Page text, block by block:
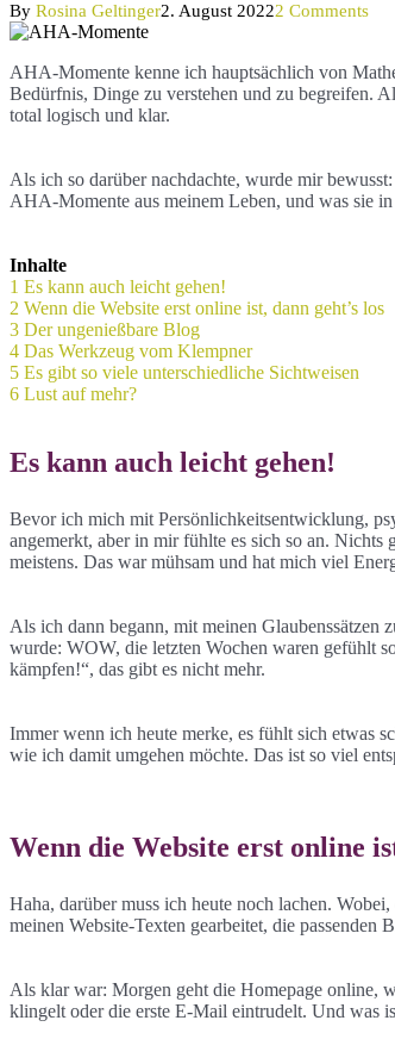
By Rosina Geltinger2. August 20222 Comments
AHA-Momente kenne ich hauptsächlich von
Bedürfnis, Dinge zu verstehen und zu begreifen.
total logisch und klar.
Als ich so darüber nachdachte, wurde mir
AHA-Momente aus meinem Leben, und was sie
Inhalte
1 Es kann auch leicht gehen!
2 Wenn die Website erst online ist, dann geht’s los
3 Der ungenießbare Blog
4 Das Werkzeug vom Klempner
5 Es gibt so viele unterschiedliche Sichtweisen
6 Lust auf mehr?
Es kann auch leicht gehen!
Bevor ich mich mit Persönlichkeitsentwicklung,
angemerkt, aber in mir fühlte es sich so an.
meistens. Das war mühsam und hat mich viel
Als ich dann begann, mit meinen
wurde: WOW, die letzten Wochen waren gefühlt
kämpfen!“, das gibt es nicht mehr.
Immer wenn ich heute merke, es fühlt sich etwas
wie ich damit umgehen möchte. Das ist so viel
Wenn die Website erst online
Haha, darüber muss ich heute noch lachen.
meinen Website-Texten gearbeitet, die passenden
Als klar war: Morgen geht die Homepage online,
klingelt oder die erste E-Mail eintrudelt. Und was